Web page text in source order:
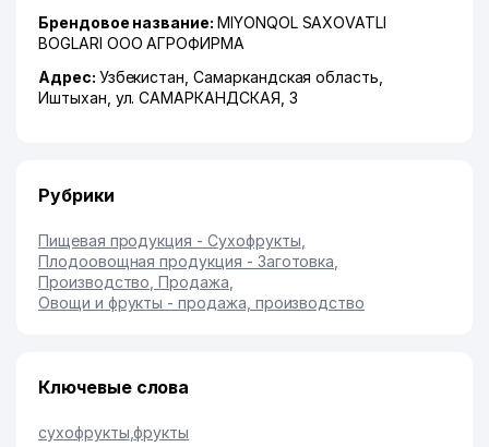
Брендовое название: MIYONQOL SAXOVATLI
BOGLARI ООО АГРОФИРМА
Адрес: Узбекистан,Самаркандская область
Иштыхан ул. САМАРКАНДСКАЯ , 3
Рубрики
Пищевая продукция - Сухофрукты
Плодоовощная продукция - Заготовка,
Производство, Продажа
Овощи и фрукты - продажа, производство
Ключевые слова
сухофрукты ,фрукты